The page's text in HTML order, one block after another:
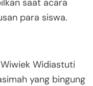
para siswa.
Widiastuti
yang bingung